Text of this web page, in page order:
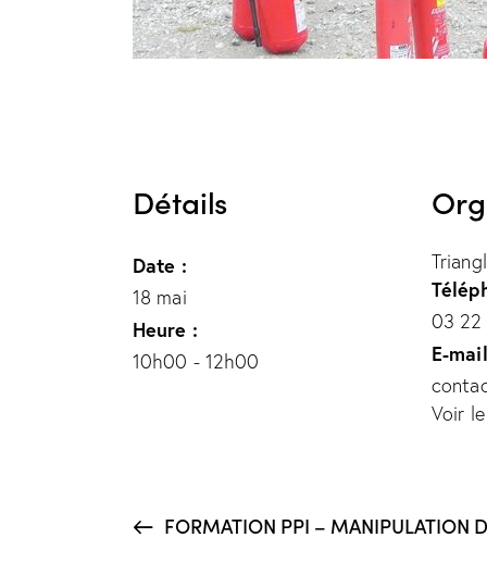
Détails
Date :
18 mai
Heure :
10h00 - 12h00
03 22
E-mail
Voir
FORMATION PPI – MANIPULATION